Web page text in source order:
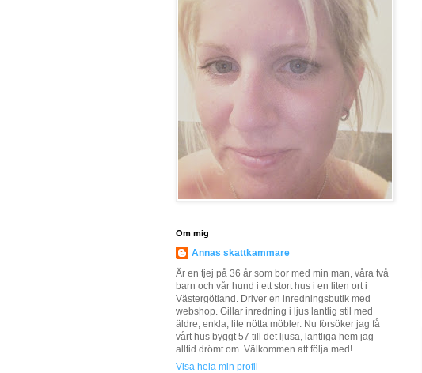
Om mig
Annas skattkammare
Är en tjej på 36 år som bor med min man, våra två
barn och vår hund i ett stort hus i en liten ort i
Västergötland. Driver en inredningsbutik med
webshop. Gillar inredning i ljus lantlig stil med
äldre, enkla, lite nötta möbler. Nu försöker jag få
vårt hus byggt 57 till det ljusa, lantliga hem jag
alltid drömt om. Välkommen att följa med!
Visa hela min profil